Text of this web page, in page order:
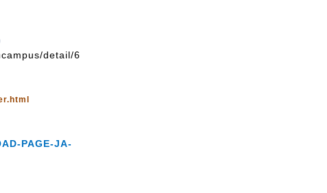
detail/6
PAGE-JA-